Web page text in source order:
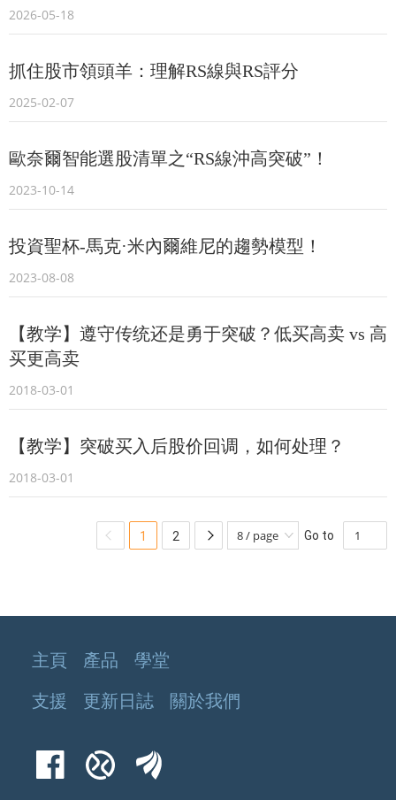
2026-05-18
抓住股市領頭羊：理解RS線與RS評分
2025-02-07
歐奈爾智能選股清單之“RS線沖高突破”！
2023-10-14
投資聖杯-馬克·米內爾維尼的趨勢模型！
2023-08-08
【教学】遵守传统还是勇于突破？低买高卖 vs 高
买更高卖
2018-03-01
【教学】突破买入后股价回调，如何处理？
2018-03-01
1 2 Go to
主頁 產品
學堂
支援
更新日誌 關於我們
FacebookXueqiu